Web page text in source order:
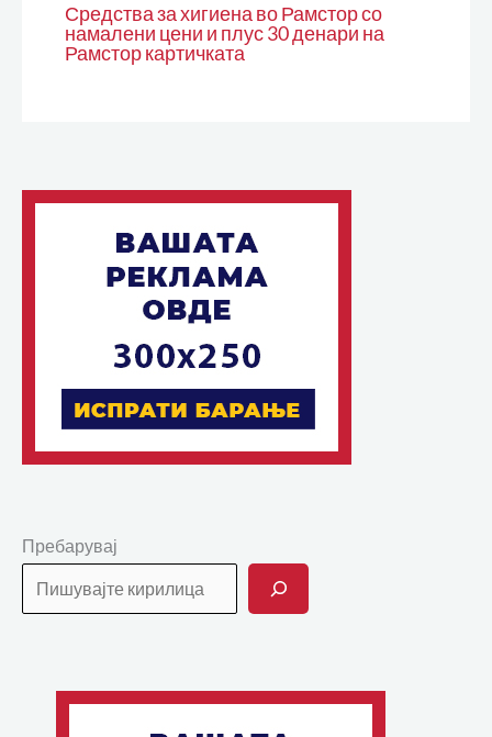
Средства за хигиена во Рамстор со
намалени цени и плус 30 денари на
Рамстор картичката
Пребарувај